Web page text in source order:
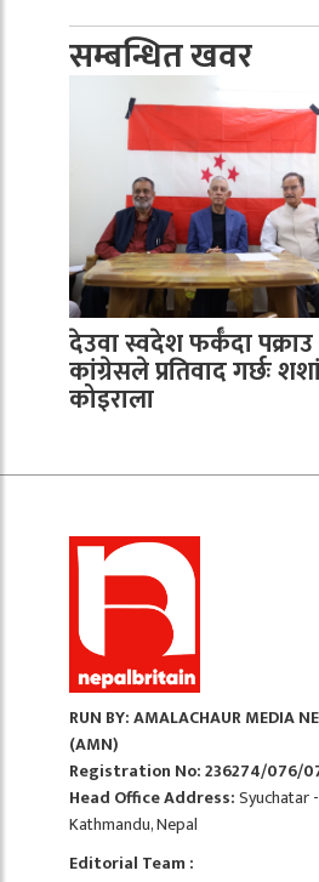
सम्बन्धित खवर
देउवा स्वदेश फर्कँदा
कांग्रेसले प्रतिवाद गर्छः
कोइराला
RUN BY: AMALACHAUR MEDIA
(AMN)
Registration No: 236274/076/
Head Office Address:Syuchatar
Kathmandu, Nepal
Editorial Team :